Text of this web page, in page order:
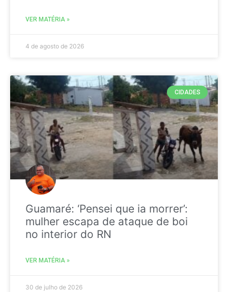
VER MATÉRIA »
4 de agosto de 2026
CIDADES
Guamaré: ‘Pensei que ia morrer’:
mulher escapa de ataque de boi
no interior do RN
VER MATÉRIA »
30 de julho de 2026